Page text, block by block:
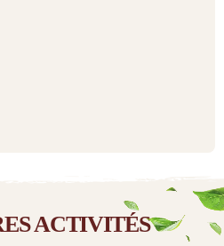
ACTIVITÉS